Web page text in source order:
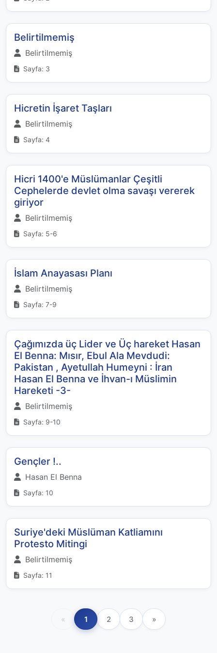
Belirtilmemiş
Belirtilmemiş
Sayfa: 3
Hicretin İşaret Taşları
Belirtilmemiş
Sayfa: 4
Hicri 1400'e Müslümanlar Çeşitli
Cephelerde devlet olma savaşı vererek
giriyor
Belirtilmemiş
Sayfa: 5-6
İslam Anayasası Planı
Belirtilmemiş
Sayfa: 7-9
Çağımızda üç Lider ve Üç hareket Hasan
El Benna: Mısır, Ebul Ala Mevdudi:
Pakistan , Ayetullah Humeyni : İran
Hasan El Benna ve İhvan-ı Müslimin
Hareketi -3-
Belirtilmemiş
Sayfa: 9-10
Gençler !..
Hasan El Benna
Sayfa: 10
Suriye'deki Müslüman Katliamını
Protesto Mitingi
Belirtilmemiş
Sayfa: 11
« 1 2 3 »